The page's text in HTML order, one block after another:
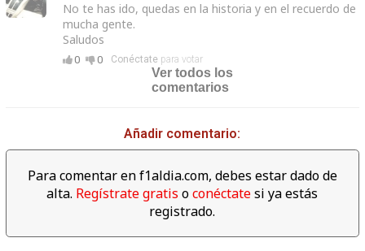
Alfa Romeo vuelve a la F1 de
la mano de Sauber F1 Team
02:39
Descubre los datos
espectaculares del año 2017
No te has ido, quedas en la historia y en el recuerdo de
mucha gente.
Saludos
0 0 Conéctatepara votar
Ver todos los
comentarios
Añadir comentario:
Para comentar en f1aldia.com, debes estar dado de
alta. Regístrate gratis oconéctatesi ya estás
registrado.